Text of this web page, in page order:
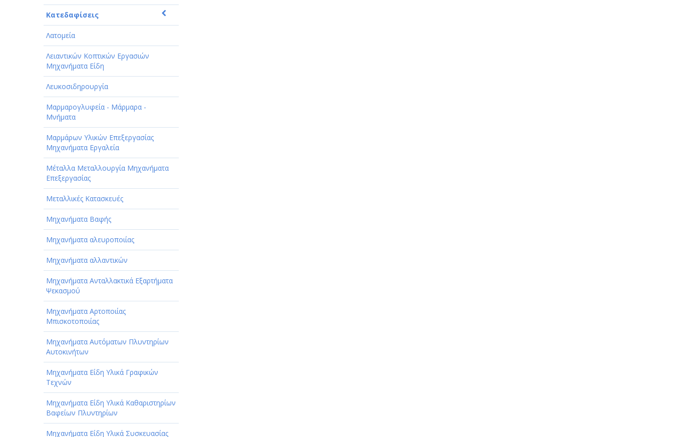
Κατεδαφίσεις
Λατομεία
Λειαντικών Κοπτικών Εργασιών
Μηχανήματα Είδη
Λευκοσιδηρουργία
Μαρμαρογλυφεία - Μάρμαρα -
Μνήματα
Μαρμάρων Υλικών Επεξεργασίας
Μηχανήματα Εργαλεία
Μέταλλα Μεταλλουργία Μηχανήματα
Επεξεργασίας
Μεταλλικές Κατασκευές
Μηχανήματα Βαφής
Μηχανήματα αλευροποιίας
Μηχανήματα αλλαντικών
Μηχανήματα Ανταλλακτικά Εξαρτήματα
Ψεκασμού
Μηχανήματα Αρτοποιίας
Μπισκοτοποιίας
Μηχανήματα Αυτόματων Πλυντηρίων
Αυτοκινήτων
Μηχανήματα Είδη Υλικά Γραφικών
Τεχνών
Μηχανήματα Είδη Υλικά Καθαριστηρίων
Βαφείων Πλυντηρίων
Μηχανήματα Είδη Υλικά Συσκευασίας